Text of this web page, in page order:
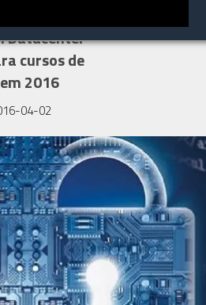
Datacenter
cursos de
2016
04-02